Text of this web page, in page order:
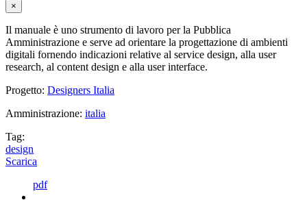
×
Il manuale è uno strumento di lavoro per la Pubblica
Amministrazione e serve ad orientare la progettazione di ambienti
digitali fornendo indicazioni relative al service design, alla user
research, al content design e alla user interface.
Progetto: Designers Italia
Amministrazione: italia
Tag:
design
Scarica
pdf